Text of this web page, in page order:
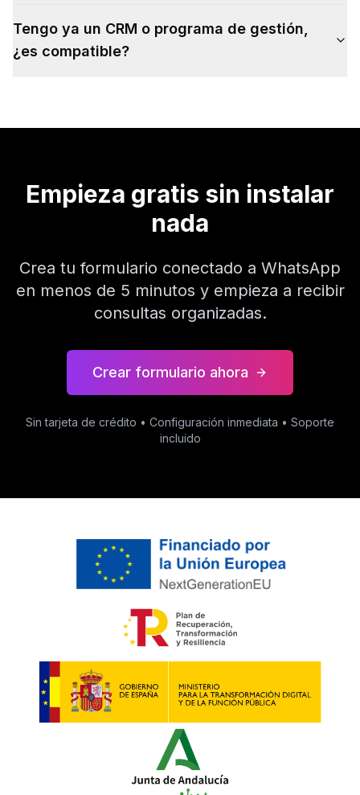
Tengo ya un CRM o programa de gestión,
¿es compatible?
Empieza gratis sin instalar
nada
Crea tu formulario conectado a WhatsApp
en menos de 5 minutos y empieza a recibir
consultas organizadas.
Crear formulario ahora
Sin tarjeta de crédito • Configuración inmediata • Soporte
incluido